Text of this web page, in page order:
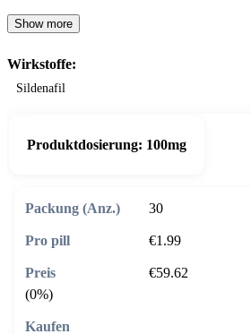
Show more
Wirkstoffe:
Sildenafil
Produktdosierung: 100mg
30
€1.99
€59.62
(0%)